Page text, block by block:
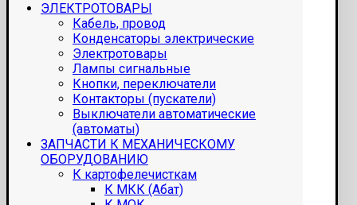
ЭЛЕКТРОТОВАРЫ
Кабель, провод
Конденсаторы электрические
Электротовары
Лампы сигнальные
Кнопки, переключатели
Контакторы (пускатели)
Выключатели автоматические
(автоматы)
ЗАПЧАСТИ К МЕХАНИЧЕСКОМУ
ОБОРУДОВАНИЮ
К картофелечисткам
К МКК (Абат)